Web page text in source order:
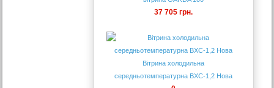
37 705 грн.
Вітрина холодильна
середньотемпературна ВХС-1,2 Нова